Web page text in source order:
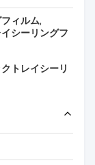
ィルム,
シーリングフ
トレイシーリ